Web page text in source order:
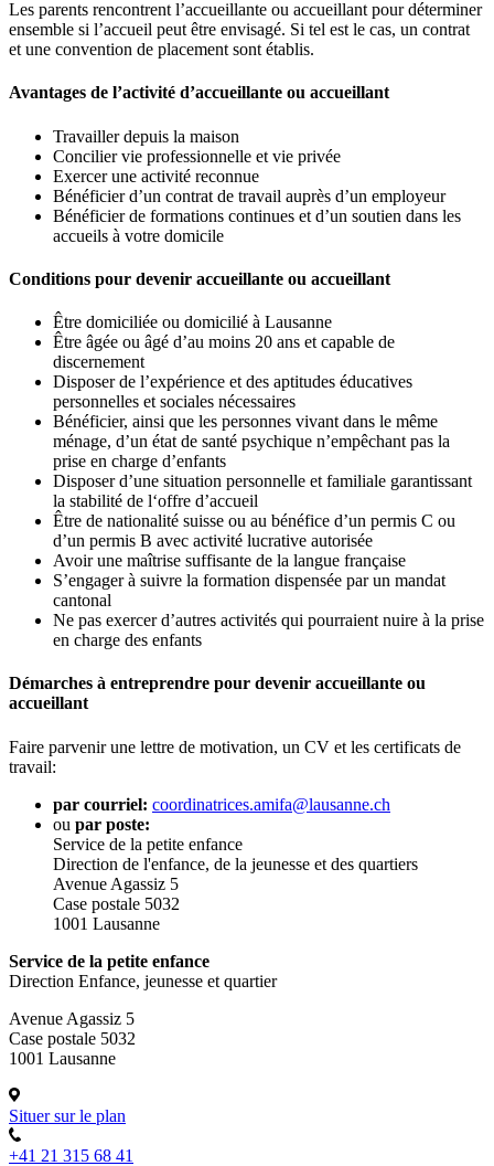
Les parents rencontrent l’accueillante ou accueillant pour déterminer
ensemble si l’accueil peut être envisagé. Si tel est le cas, un contrat
et une convention de placement sont établis.
Avantages de l’activité d’accueillante ou accueillant
Travailler depuis la maison
Concilier vie professionnelle et vie privée
Exercer une activité reconnue
Bénéficier d’un contrat de travail auprès d’un employeur
Bénéficier de formations continues et d’un soutien dans les
accueils à votre domicile
Conditions pour devenir accueillante ou accueillant
Être domiciliée ou domicilié à Lausanne
Être âgée ou âgé d’au moins 20 ans et capable de
discernement
Disposer de l’expérience et des aptitudes éducatives
personnelles et sociales nécessaires
Bénéficier, ainsi que les personnes vivant dans le même
ménage, d’un état de santé psychique n’empêchant pas la
prise en charge d’enfants
Disposer d’une situation personnelle et familiale garantissant
la stabilité de l‘offre d’accueil
Être de nationalité suisse ou au bénéfice d’un permis C ou
d’un permis B avec activité lucrative autorisée
Avoir une maîtrise suffisante de la langue française
S’engager à suivre la formation dispensée par un mandat
cantonal
Ne pas exercer d’autres activités qui pourraient nuire à la prise
en charge des enfants
Démarches à entreprendre pour devenir accueillante ou
accueillant
Faire parvenir une lettre de motivation, un CV et les certificats de
travail:
par courriel: coordinatrices.amifa@lausanne.ch
ou par poste:
Service de la petite enfance
Direction de l'enfance, de la jeunesse et des quartiers
Avenue Agassiz 5
Case postale 5032
1001 Lausanne
Service de la petite enfance
Direction Enfance, jeunesse et quartier
Avenue Agassiz 5
Case postale 5032
1001 Lausanne
Situer sur le plan
+41 21 315 68 41